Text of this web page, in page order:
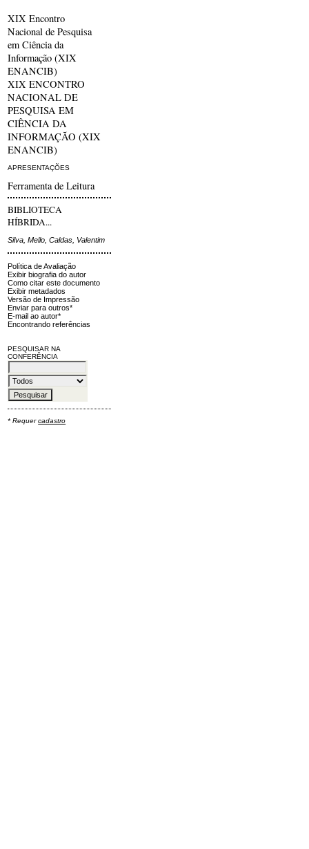
XIX Encontro
Nacional de Pesquisa
em Ciência da
Informação (XIX
ENANCIB)
XIX ENCONTRO
NACIONAL DE
PESQUISA EM
CIÊNCIA DA
INFORMAÇÃO (XIX
ENANCIB)
APRESENTAÇÕES
Ferramenta de Leitura
BIBLIOTECA
HÍBRIDA...
Silva, Mello, Caldas, Valentim
Política de Avaliação
Exibir biografia do autor
Como citar este documento
Exibir metadados
Versão de Impressão
Enviar para outros*
E-mail ao autor*
Encontrando referências
PESQUISAR NA
CONFERÊNCIA
* Requercadastro